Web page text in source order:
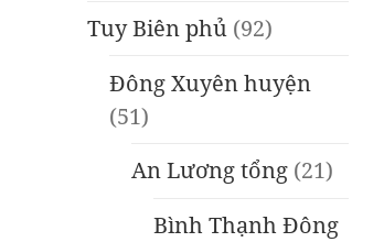
Tuy Biên phủ (92)
Đông Xuyên huyện
(51)
An Lương tổng (21)
Bình Thạnh Đông